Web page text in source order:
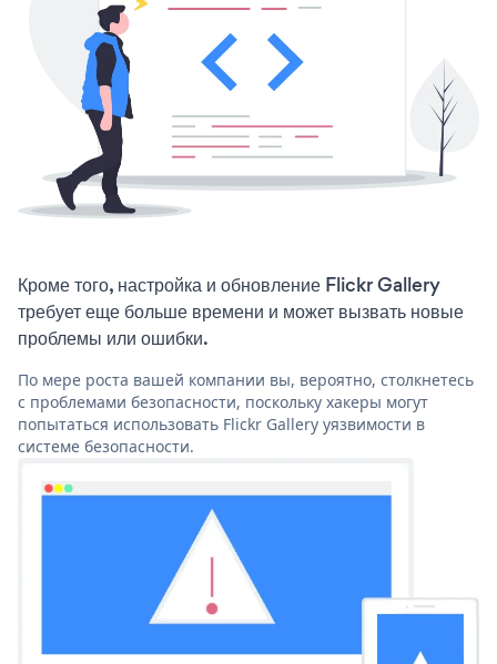
Кроме того, настройка и обновление Flickr Gallery
требует еще больше времени и может вызвать новые
проблемы или ошибки.
По мере роста вашей компании вы, вероятно, столкнетесь
с проблемами безопасности, поскольку хакеры могут
попытаться использовать Flickr Gallery уязвимости в
системе безопасности.